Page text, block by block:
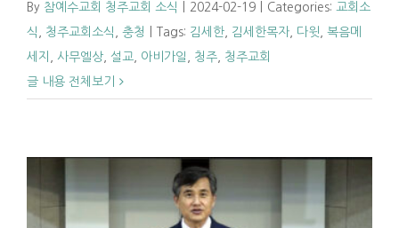
By 참예수교회 청주교회 소식 2024-02-19 Categories: 교회소
식
청주교회소식 충청 Tags: 김세한 김세한목자 다윗
복음메
세지
사무엘상 설교 아비가일 청주
청주교회
글 내용 전체보기